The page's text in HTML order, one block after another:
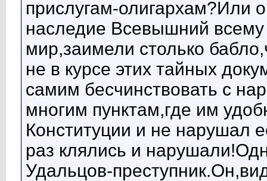
прислугам-олигархам?Или
наследие Всевышний всему
мир,заимели столько
не в курсе этих тайных
самим бесчинствовать с
многим пунктам,где им
Конституции и не нарушал
раз клялись и
Удальцов-